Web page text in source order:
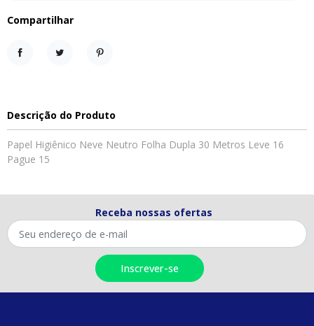
Compartilhar
Descrição do Produto
Papel Higiênico Neve Neutro Folha Dupla 30 Metros Leve 16
Pague 15
Receba nossas ofertas